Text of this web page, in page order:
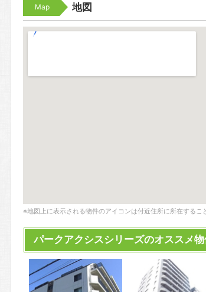
Map 地図
※地図上に表示される物件のアイコンは付近住所に所在するこ
パークアクシスシリーズのオススメ